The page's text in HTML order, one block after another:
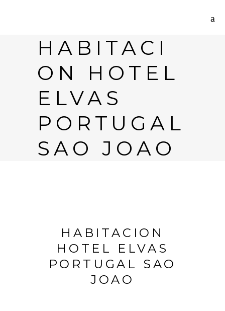
HABITACI
ON HOTEL
ELVAS
PORTUGAL
SAO JOAO
HABITACION
HOTEL ELVAS
PORTUGAL SAO
JOAO